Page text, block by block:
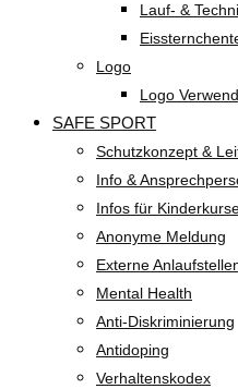
Lauf- &
Logo
Logo
SAFE SPORT
Schutzkonzept &
Info &
Infos für
Anonyme Meldung
Externe
Mental Health
Anti-Diskriminierung
Antidoping
Verhaltenskodex